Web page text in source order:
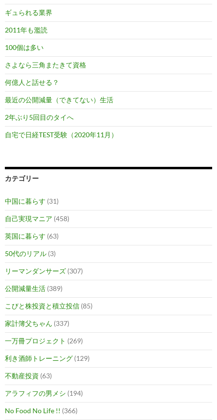
ギュられる業界
2011年も濫読
100個は多い
さよなら三角またきて資格
何億人と話せる？
最近の公開減量（できてない）生活
2年ぶり5回目のタイへ
自宅で日経TEST受験（2020年11月）
カテゴリー
中国に暮らす (31)
自己実現マニア (458)
英国に暮らす (63)
50代のリアル (3)
リーマンダンサーズ (307)
公開減量生活 (389)
こびと株投資と積立投信 (85)
家計簿父ちゃん (337)
一万冊プロジェクト (269)
利き酒師トレーニング (129)
不動産投資 (63)
アラフィフの男メシ (194)
No Food No Life !! (366)